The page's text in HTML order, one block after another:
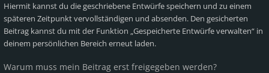
Hiermit kannst du die geschriebene Entwürfe speichern und zu einem
späteren Zeitpunkt vervollständigen und absenden. Den gesicherten
Beitrag kannst du mit der Funktion „Gespeicherte Entwürfe verwalten“ in
deinem persönlichen Bereich erneut laden.
Warum muss mein Beitrag erst freigegeben werden?